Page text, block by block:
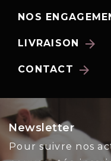
NOS
LIVRAISON arrow_forward
CONTACT arrow_forward
Newsletter
Pour suivre nos